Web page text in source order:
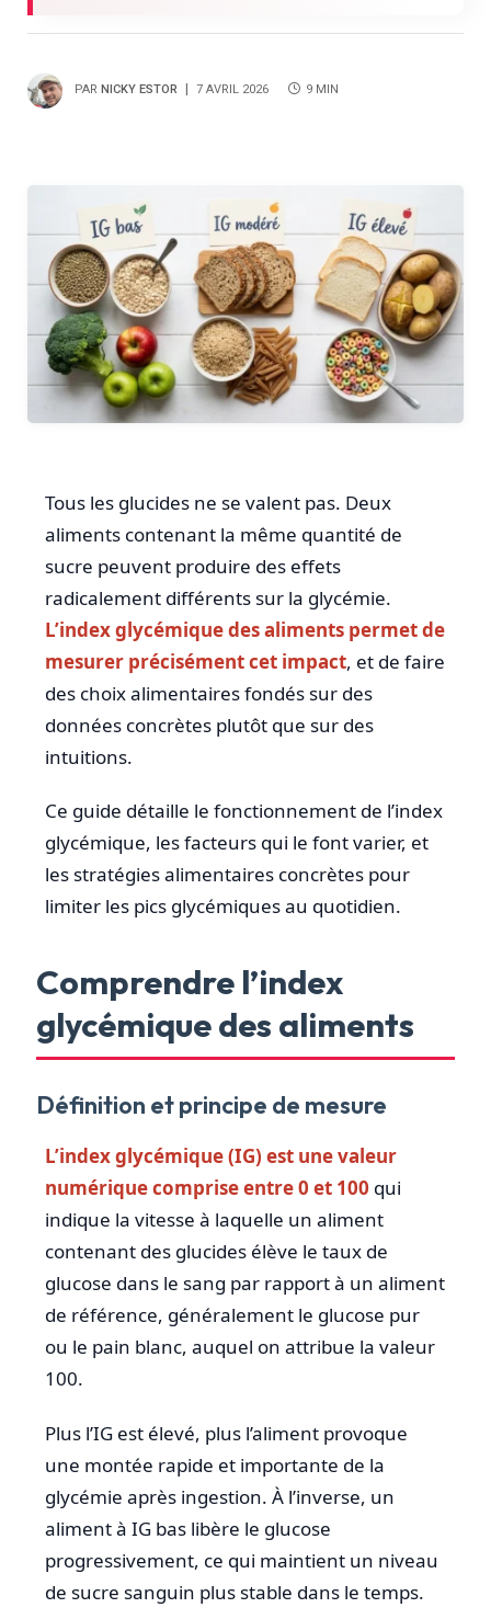
PAR NICKY ESTOR 7 AVRIL 2026 9 MIN
Tous les glucides ne se valent pas. Deux
aliments contenant la même quantité de
sucre peuvent produire des effets
radicalement différents sur la glycémie.
L’index glycémique des aliments permet de
mesurer précisément cet impact, et de faire
des choix alimentaires fondés sur des
données concrètes plutôt que sur des
intuitions.
Ce guide détaille le fonctionnement de l’index
glycémique, les facteurs qui le font varier, et
les stratégies alimentaires concrètes pour
limiter les pics glycémiques au quotidien.
Comprendre l’index
glycémique des aliments
Définition et principe de mesure
L’index glycémique (IG) est une valeur
numérique comprise entre 0 et 100 qui
indique la vitesse à laquelle un aliment
contenant des glucides élève le taux de
glucose dans le sang par rapport à un aliment
de référence, généralement le glucose pur
ou le pain blanc, auquel on attribue la valeur
100.
Plus l’IG est élevé, plus l’aliment provoque
une montée rapide et importante de la
glycémie après ingestion. À l’inverse, un
aliment à IG bas libère le glucose
progressivement, ce qui maintient un niveau
de sucre sanguin plus stable dans le temps.